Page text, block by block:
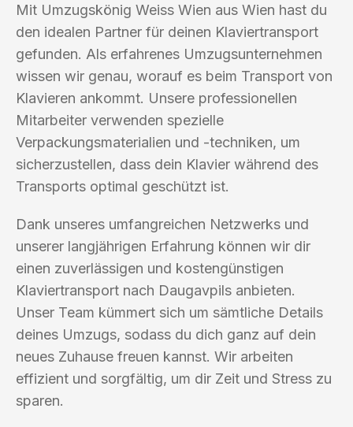
Mit Umzugskönig Weiss Wien aus Wien hast du
den idealen Partner für deinen Klaviertransport
gefunden. Als erfahrenes Umzugsunternehmen
wissen wir genau, worauf es beim Transport von
Klavieren ankommt. Unsere professionellen
Mitarbeiter verwenden spezielle
Verpackungsmaterialien und -techniken, um
sicherzustellen, dass dein Klavier während des
Transports optimal geschützt ist.
Dank unseres umfangreichen Netzwerks und
unserer langjährigen Erfahrung können wir dir
einen zuverlässigen und kostengünstigen
Klaviertransport nach Daugavpils anbieten.
Unser Team kümmert sich um sämtliche Details
deines Umzugs, sodass du dich ganz auf dein
neues Zuhause freuen kannst. Wir arbeiten
effizient und sorgfältig, um dir Zeit und Stress zu
sparen.